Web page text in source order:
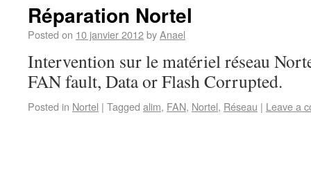
Réparation Nortel
Posted on 10 janvier 2012byAnael
Intervention sur le matériel réseau
FAN fault, Data or Flash Corrupted.
Posted in Nortel | Tagged alim, FAN, Nortel, Réseau | Leave a